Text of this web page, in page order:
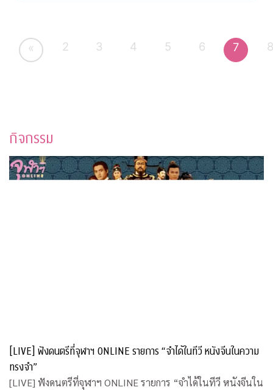
« 2 3 4 5 6 7 8
กิจกรรม
[LIVE] ฟังดนตรีที่จุฬาฯ ONLINE รายการ “จำได้ในทีวี หนังจีนในความ
ทรงจำ”
[LIVE] ฟังดนตรีที่จุฬาฯ ONLINE รายการ “จำได้ในทีวี หนังจีนใน